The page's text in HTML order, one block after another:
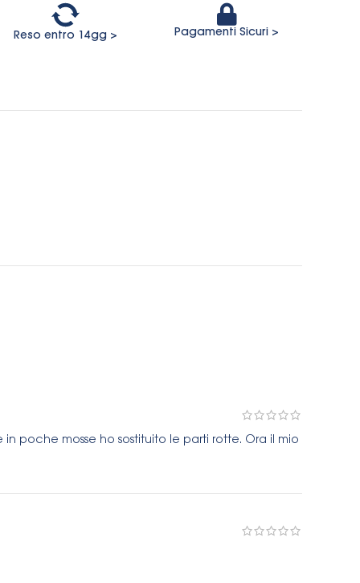
Reso entro 14gg > Pagamenti Sicuri >
poche mosse ho sostituito le parti rotte. Ora il mio